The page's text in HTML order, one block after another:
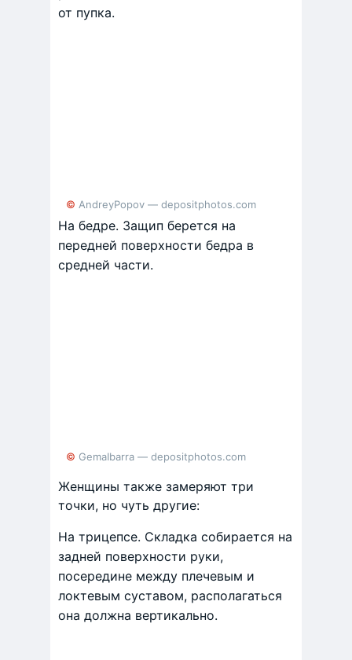
от пупка.
© AndreyPopov — depositphotos.com
На бедре. Защип берется на
передней поверхности бедра в
средней части.
© GemaIbarra — depositphotos.com
Женщины также замеряют три
точки, но чуть другие:
На трицепсе. Складка собирается на
задней поверхности руки,
посередине между плечевым и
локтевым суставом, располагаться
она должна вертикально.